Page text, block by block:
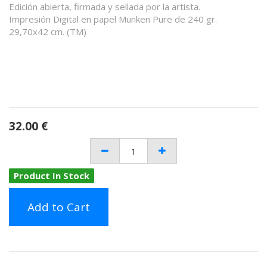
Edición abierta, firmada y sellada por la artista.
Impresión Digital en papel Munken Pure de 240 gr.
29,70x42 cm. (TM)
32.00 €
Product In Stock
Add to Cart